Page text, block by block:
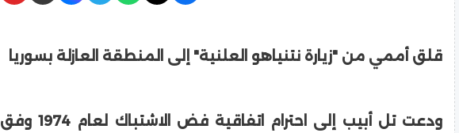
قلق أممي من "زيارة نتنياهو العلنية" إلى المنطقة العازلة بسوريا
ودعت تل أبيب إلى احترام اتفاقية فض الاشتباك لعام 1974 وفق